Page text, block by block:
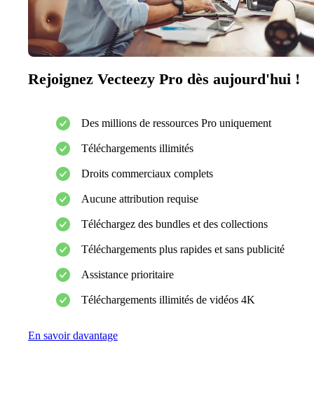
Rejoignez Vecteezy Pro dès aujourd'hui !
Des millions de ressources Pro uniquement
Téléchargements illimités
Droits commerciaux complets
Aucune attribution requise
Téléchargez des bundles et des collections
Téléchargements plus rapides et sans publicité
Assistance prioritaire
Téléchargements illimités de vidéos 4K
En savoir davantage